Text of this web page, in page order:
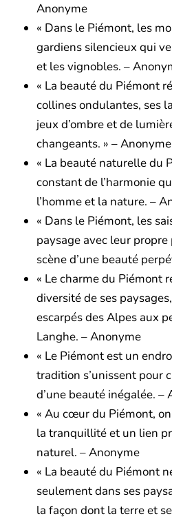
Anonyme
« Dans le Piémont, les
gardiens silencieux qui
et les vignobles. –
« La beauté du Piémont
collines ondulantes, ses
jeux d’ombre et de
changeants. » – Anonyme
« La beauté naturelle du
constant de l’harmonie
l’homme et la nature. –
« Dans le Piémont, les
paysage avec leur
scène d’une beauté
« Le charme du Piémont
diversité de ses
escarpés des Alpes aux
Langhe. – Anonyme
« Le Piémont est un
tradition s’unissent pour
d’une beauté inégalée. –
« Au cœur du Piémont,
la tranquillité et un lien
naturel. – Anonyme
« La beauté du Piémont
seulement dans ses
la façon dont la terre et